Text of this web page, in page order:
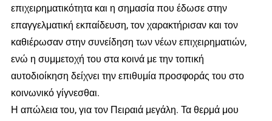
επιχειρηματικότητα και η σημασία που έδωσε στην
επαγγελματική εκπαίδευση, τον χαρακτήρισαν και τον
καθιέρωσαν στην συνείδηση των νέων επιχειρηματιών,
ενώ η συμμετοχή του στα κοινά με την τοπική
αυτοδιοίκηση δείχνει την επιθυμία προσφοράς του στο
κοινωνικό γίγνεσθαι.
Η απώλεια του, για τον Πειραιά μεγάλη. Τα θερμά μου